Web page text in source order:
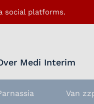
social platforms.
Medi Interim
Van